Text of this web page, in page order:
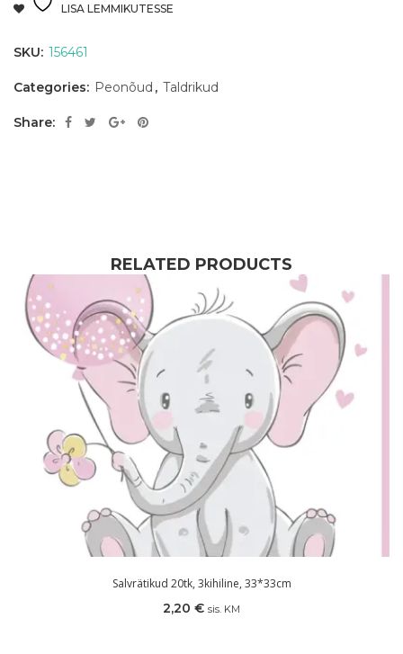
LISA LEMMIKUTESSE
SKU: 156461
Categories: Peonõud , Taldrikud
Share:
RELATED PRODUCTS
Salvrätikud 20tk, 3kihiline, 33*33cm
2,20 € sis. KM